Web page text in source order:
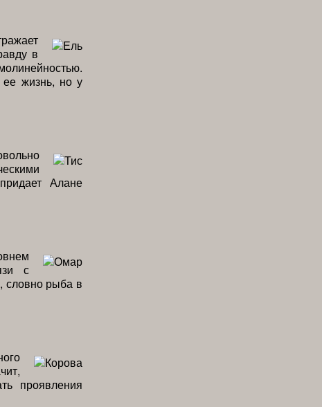
в
ее жизнь, но у
Алане
с
словно рыба в
проявления